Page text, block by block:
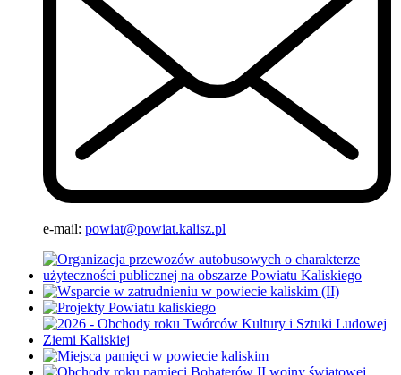
e-mail: powiat@powiat.kalisz.pl